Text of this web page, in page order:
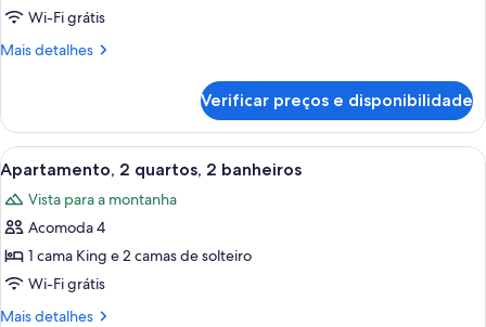
quartos
Wi-Fi grátis
Mais detalhes
Mais
3
quartos
Verificar preços e disponibilidade
Carrega
todas
as
fotos
de
Apartamento,
2
Quarto de hotel com uma cama
8
Apartamento, 2 quartos, 2 banheiros
Vista para a montanha
Acomoda 4
1 cama King e 2 camas de solteiro
Wi-Fi grátis
Mais detalhes
Mais